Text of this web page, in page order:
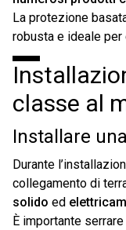
La protezione
robusta e ideale
classe al
Installare
Durante
collegamento di
solido ed
È importante